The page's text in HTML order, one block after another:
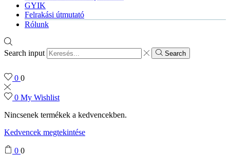
GYIK
Felrakási útmutató
Rólunk
Search input Search
0 0
0 My Wishlist
Nincsenek termékek a kedvencekben.
Kedvencek megtekintése
0 0